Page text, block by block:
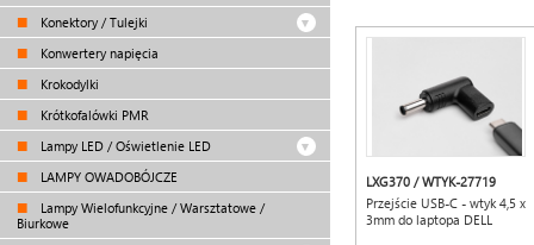
Konektory / Tulejki
Konwertery napięcia
Krokodylki
Krótkofalówki PMR
Lampy LED / Oświetlenie LED
LAMPY OWADOBÓJCZE
Lampy Wielofunkcyjne / Warsztatowe /
Biurkowe
LXG370 / WTYK-27719
Przejście USB-C - wtyk 4,5 x
3mm do laptopa DELL